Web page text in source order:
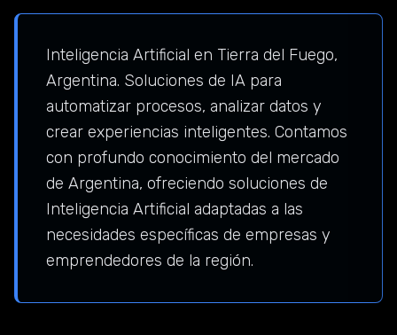
Inteligencia Artificial en Tierra del Fuego,
Argentina. Soluciones de IA para
automatizar procesos, analizar datos y
crear experiencias inteligentes. Contamos
con profundo conocimiento del mercado
de Argentina, ofreciendo soluciones de
Inteligencia Artificial adaptadas a las
necesidades específicas de empresas y
emprendedores de la región.